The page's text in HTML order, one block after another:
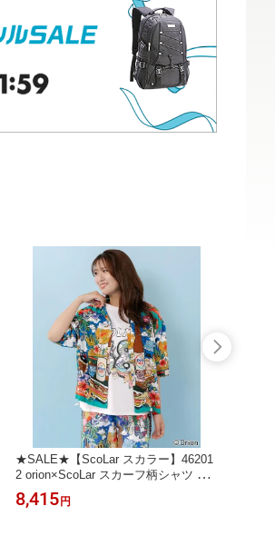
★SALE★【ScoLar スカラー】46201
2 orion×ScoLar スカーフ柄シャツ ト
ップス 羽織り カジュアル レトロ オ
リオンビール 原宿系 個性的【パッパ
8,415 円